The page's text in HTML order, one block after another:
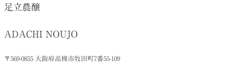
足立農醸
ADACHI NOUJO
〒569-0855 大阪府高槻市牧田町7番55-109